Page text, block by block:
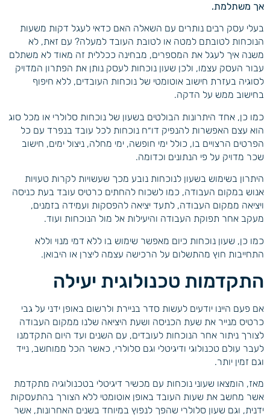
אך משתלמת.
בעלי עסק רבים נותרים עם השאלה האם כדאי לעגל דקות משעות
הנוכחות לטובתם למטה או לטובת העובד למעלה? עם זאת, לא
משנה איך לעגל את המספרים, מבחינה ככללית זה מאוד לא משתלם
עבור העסק עצמו, ולכן שעון נוכחות לעסק נותן את הפתרון המדויק
לסוגיה בעזרת חישוב אוטומטי של נוכחות העובדים, ללא חיפוף
בחישוב ממש על הדקה.
כמו כן, אחד היתרונות הבולטים בשעון של נוכחות סלולרי או מכל סוג
הוא עצם האפשרות להנפיק דו״ח נוכחות לכל עובד בנפרד עם כל
הפרטים הרצויים בו, כולל ימי חופשה, ימי מחלה, ניצול ימים, חישוב
שכר מדויק על פי הנתונים וכדומה.
היתרון בשימוש בשעון לנוכחות נובע מכך שעשויות לקרות טעויות
אנוש במקום העבודה, כמו לשכוח להחתים כרטיס עובד בעת כניסה
ויציאה ממקום העבודה, לתעד יציאה להפסקות ועמידה בזמנים,
מעקב אחר תפוקת העבודה והיעילות אל מול הנוכחות ועוד.
כמו כן, שעון נוכחות כיום מאפשר שימוש בו ללא דמי מנוי וללא
התחייבות חוץ מהתשלום על הרכישה עצמה ליצרן או היבואן.
התקדמות טכנולוגית יעילה
אם פעם היינו יודעים לעשות סדר בניירת ולרשום באופן ידני על גבי
כרטיס מנייר את שעת הכניסה ושעת היציאה שלנו ממקום העבודה
לצורך ניתור אחר הנוכחות לעובדים, עם השנים ועד היום התקדמנו
לעבר עולם טכנולוגי ודיגיטלי וגם סלולרי, כאשר הכל ממוחשב, נייד
וגם זמין יותר.
מאז, הומצאו שעוני נוכחות עם מכשיר דיגיטלי בטכנולוגיה מתקדמת
אשר מחשב את שעות העובד באופן אוטומטי ללא הצורך בהתעסקות
ידנית, וגם שעון סלולרי שהפך לנפוץ במיוחד בשנים האחרונות, אשר